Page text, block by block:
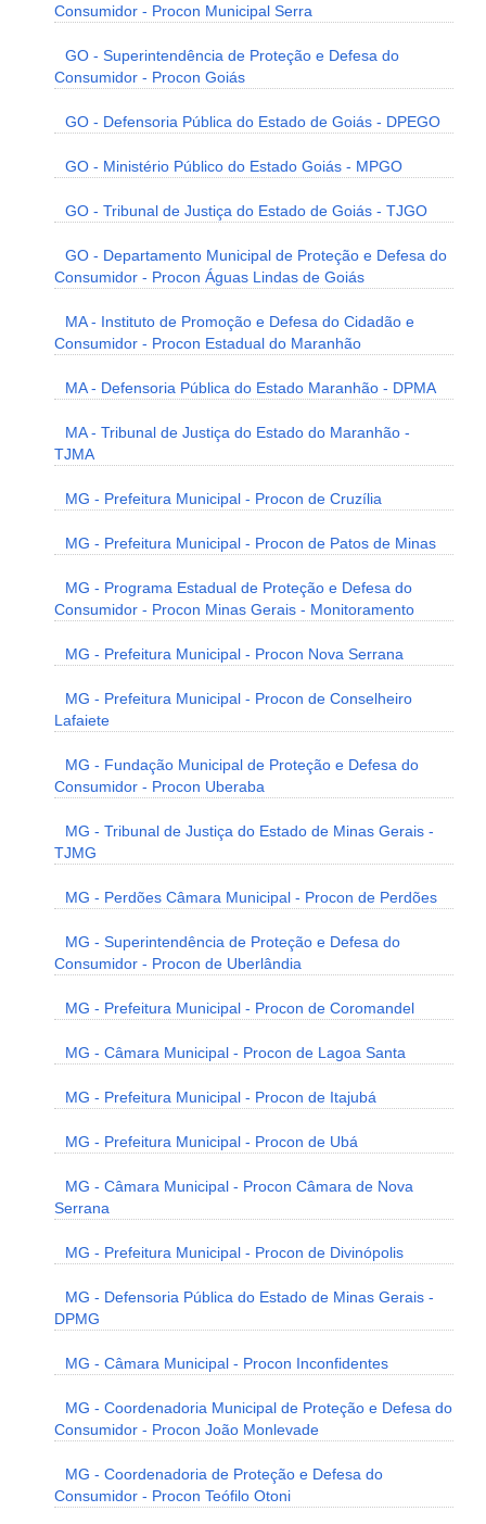
Consumidor - Procon Municipal Serra
GO - Superintendência de Proteção e Defesa do
Consumidor - Procon Goiás
GO - Defensoria Pública do Estado de Goiás - DPEGO
GO - Ministério Público do Estado Goiás - MPGO
GO - Tribunal de Justiça do Estado de Goiás - TJGO
GO - Departamento Municipal de Proteção e Defesa do
Consumidor - Procon Águas Lindas de Goiás
MA - Instituto de Promoção e Defesa do Cidadão e
Consumidor - Procon Estadual do Maranhão
MA - Defensoria Pública do Estado Maranhão - DPMA
MA - Tribunal de Justiça do Estado do Maranhão -
TJMA
MG - Prefeitura Municipal - Procon de Cruzília
MG - Prefeitura Municipal - Procon de Patos de Minas
MG - Programa Estadual de Proteção e Defesa do
Consumidor - Procon Minas Gerais - Monitoramento
MG - Prefeitura Municipal - Procon Nova Serrana
MG - Prefeitura Municipal - Procon de Conselheiro
Lafaiete
MG - Fundação Municipal de Proteção e Defesa do
Consumidor - Procon Uberaba
MG - Tribunal de Justiça do Estado de Minas Gerais -
TJMG
MG - Perdões Câmara Municipal - Procon de Perdões
MG - Superintendência de Proteção e Defesa do
Consumidor - Procon de Uberlândia
MG - Prefeitura Municipal - Procon de Coromandel
MG - Câmara Municipal - Procon de Lagoa Santa
MG - Prefeitura Municipal - Procon de Itajubá
MG - Prefeitura Municipal - Procon de Ubá
MG - Câmara Municipal - Procon Câmara de Nova
Serrana
MG - Prefeitura Municipal - Procon de Divinópolis
MG - Defensoria Pública do Estado de Minas Gerais -
DPMG
MG - Câmara Municipal - Procon Inconfidentes
MG - Coordenadoria Municipal de Proteção e Defesa do
Consumidor - Procon João Monlevade
MG - Coordenadoria de Proteção e Defesa do
Consumidor - Procon Teófilo Otoni